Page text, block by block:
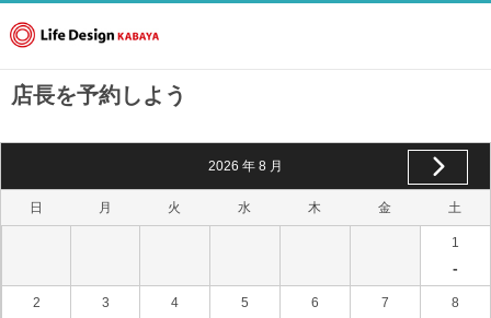
店長を予約しよう
2026 年 8 月
日 月 火 水 木 金 土
1
-
2 3 4 5 6 7 8